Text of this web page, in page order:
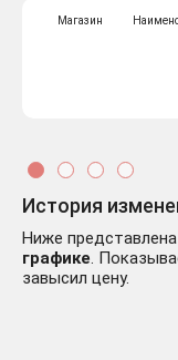
Магазин
История
Ниже представлена
графике.
завысил цену.